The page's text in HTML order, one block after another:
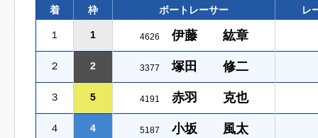
着 枠 ボートレーサー レ
１ 1 4626 伊藤 紘章
２ 2 3377 塚田 修二
３ 5 4191 赤羽 克也
４ 4 5187 小坂 風太